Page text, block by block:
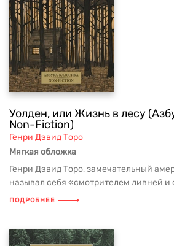
Уолден, или Жизнь в лесу
Non-Fiction)
Генри Дэвид Торо
Мягкая обложка
Генри Дэвид Торо, замечательный
называл себя «смотрителем ливней
ПОДРОБНЕЕ